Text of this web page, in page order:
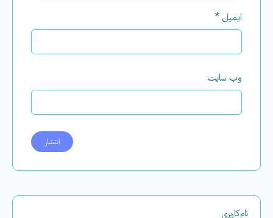
ایمیل *
وب‌ سایت
نام‌کاربری